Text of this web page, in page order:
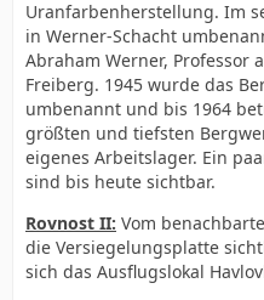
Uranfarbenherstellung. Im
in Werner-Schacht
Abraham Werner, Professor
Freiberg. 1945 wurde das
umbenannt und bis 1964
größten und tiefsten
eigenes Arbeitslager. Ein
sind bis heute sichtbar.
Rovnost II: Vom
die Versiegelungsplatte
sich das Ausflugslokal